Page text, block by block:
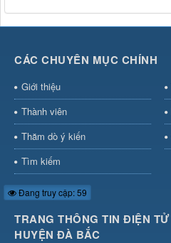
CÁC CHUYÊN MỤC CHÍNH
Giới thiệu
Thành viên
Thăm dò ý kiến
Tìm kiếm
Đang truy cập: 59
TRANG THÔNG TIN ĐIỆN
HUYỆN ĐÀ BẮC